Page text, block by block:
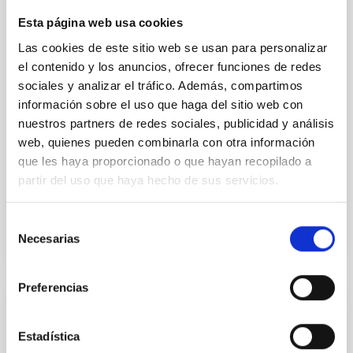
Esta página web usa cookies
Las cookies de este sitio web se usan para personalizar
el contenido y los anuncios, ofrecer funciones de redes
sociales y analizar el tráfico. Además, compartimos
información sobre el uso que haga del sitio web con
nuestros partners de redes sociales, publicidad y análisis
web, quienes pueden combinarla con otra información
que les haya proporcionado o que hayan recopilado a
partir del uso que haya hecho de sus servicios.
Necesarias
Preferencias
Estadística
model for the Jupiter Trojan (15094) Polymele, a
on 2026 May 19─20 and May 21─22 UT with the
Two-meter Twin Telescope (TTT). Phase-Dispersion
Minimization over the combined two-night dataset
yields P rot = 5.762 ± 0.051 hr and a peak-to-peak
Alarcon, Miguel R. et al.
Fecha de publicación:
2026
BIBCODE 2026RNAAS..10..143A
NÚMERO DE CITAS
The impact of Active Galactic Nuclei on